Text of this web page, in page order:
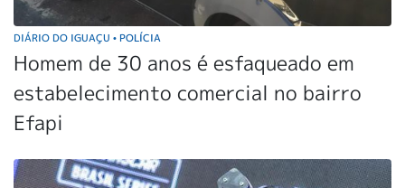
DIÁRIO DO IGUAÇU • POLÍCIA
Homem de 30 anos é esfaqueado em
estabelecimento comercial no bairro
Efapi